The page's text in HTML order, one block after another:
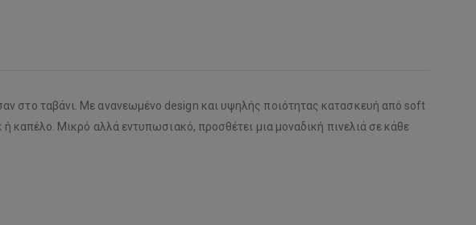
στο ταβάνι. Με ανανεωμένο design και υψηλής ποιότητας κατασκευή από soft
καπέλο. Μικρό αλλά εντυπωσιακό, προσθέτει μια μοναδική πινελιά σε κάθε